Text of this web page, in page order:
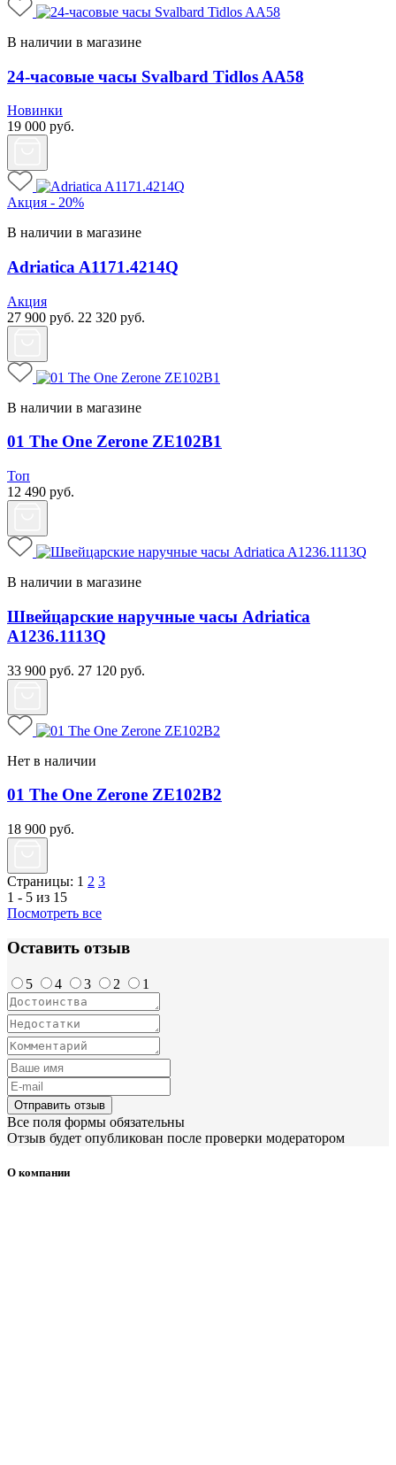
В наличии в магазине
24-часовые часы Svalbard Tidlos AA58
Новинки
19 000 руб.
Акция - 20%
В наличии в магазине
Adriatica A1171.4214Q
Акция
27 900 руб. 22 320 руб.
В наличии в магазине
01 The One Zerone ZE102B1
Топ
12 490 руб.
В наличии в магазине
Швейцарские наручные часы Adriatica
A1236.1113Q
33 900 руб. 27 120 руб.
Нет в наличии
01 The One Zerone ZE102B2
18 900 руб.
Страницы: 1 2 3
1 - 5 из 15
Посмотреть все
Оставить отзыв
5 4 3 2 1
Отправить отзыв
Все поля формы обязательны
Отзыв будет опубликован после проверки модератором
О компании